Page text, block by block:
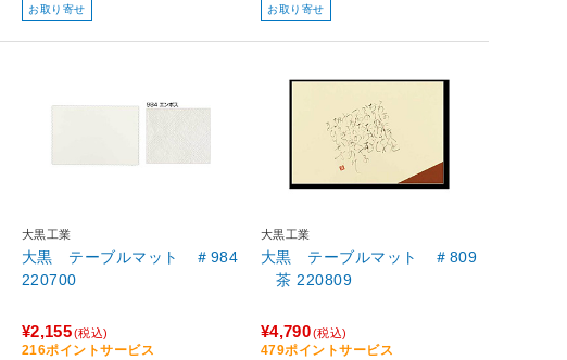
お取り寄せ お取り寄せ
大黒工業
大黒 テーブルマット ＃984
220700
¥2,155(税込)
216ポイントサービス
大黒工業
大黒 テーブルマット ＃809
茶 220809
¥4,790(税込)
479ポイントサービス